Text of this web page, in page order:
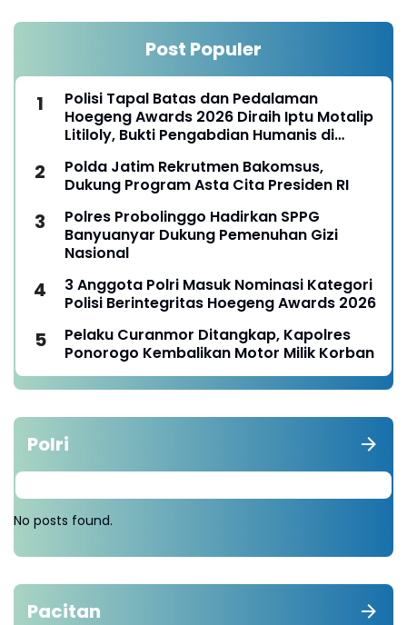
Post Populer
Polisi Tapal Batas dan Pedalaman
Hoegeng Awards 2026 Diraih Iptu Motalip
Litiloly, Bukti Pengabdian Humanis di
Polda Jatim Rekrutmen Bakomsus,
Dukung Program Asta Cita Presiden RI
Polres Probolinggo Hadirkan SPPG
Banyuanyar Dukung Pemenuhan Gizi
Nasional
3 Anggota Polri Masuk Nominasi Kategori
Polisi Berintegritas Hoegeng Awards 2026
Pelaku Curanmor Ditangkap, Kapolres
Ponorogo Kembalikan Motor Milik Korban
Polri
No posts found.
Pacitan